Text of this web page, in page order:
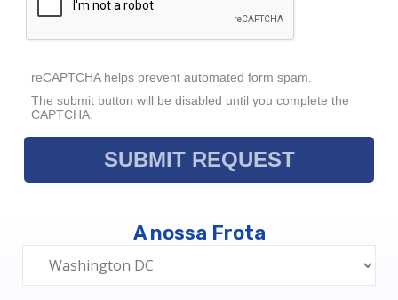
A nossa Frota